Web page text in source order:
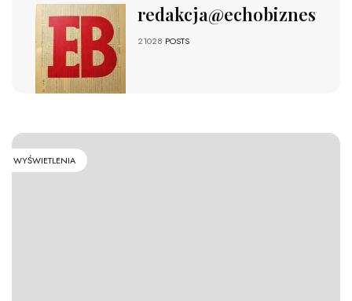
redakcja@echobiznesu.pl
21028 POSTS
WYŚWIETLENIA